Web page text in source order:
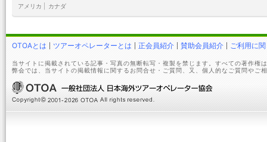
アメリカ カナダ
OTOAとは ツアーオペレーターとは 正会員紹介 賛助会員紹介 ご利用に
当サイトに掲載されている記事・写真の無断転写・複製を禁じます。すべての著作権
弊会では、当サイトの掲載情報に関するお問合せ・ご質問、又、個人的なご質問やご